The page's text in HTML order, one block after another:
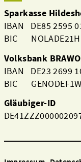
Sparkasse
IBAN DE85 2595
BIC
Volksbank
IBAN DE23 2699
BIC
Gläubiger-ID